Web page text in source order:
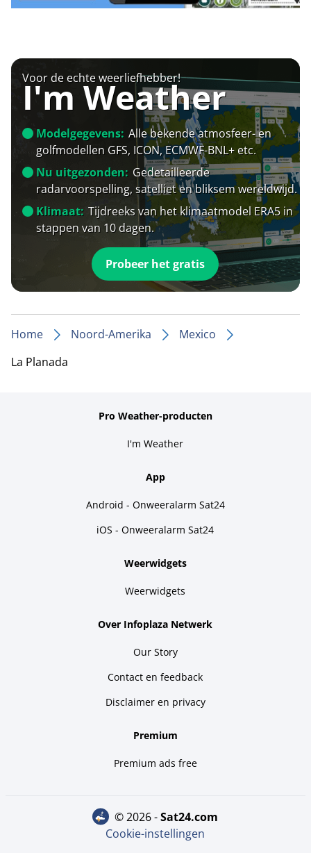
Voor de echte weerliefhebber!
I'm Weather
Modelgegevens: Alle bekende atmosfeer- en
golfmodellen GFS, ICON, ECMWF-BNL+ etc.
Nu uitgezonden: Gedetailleerde
radarvoorspelling, satelliet en bliksem wereldwijd.
Klimaat: Tijdreeks van het klimaatmodel ERA5 in
stappen van 10 dagen.
Probeer het gratis
Home Noord-Amerika
Mexico
La Planada
Pro Weather-producten
I'm Weather
App
Android - Onweeralarm Sat24
iOS - Onweeralarm Sat24
Weerwidgets
Weerwidgets
Over Infoplaza Netwerk
Our Story
Contact en feedback
Disclaimer en privacy
Premium
Premium ads free
© 2026 - sat24.com
Cookie-instellingen